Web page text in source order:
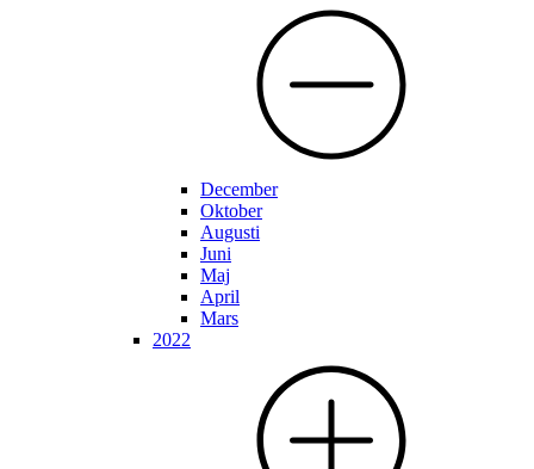
December
Oktober
Augusti
Juni
Maj
April
Mars
2022